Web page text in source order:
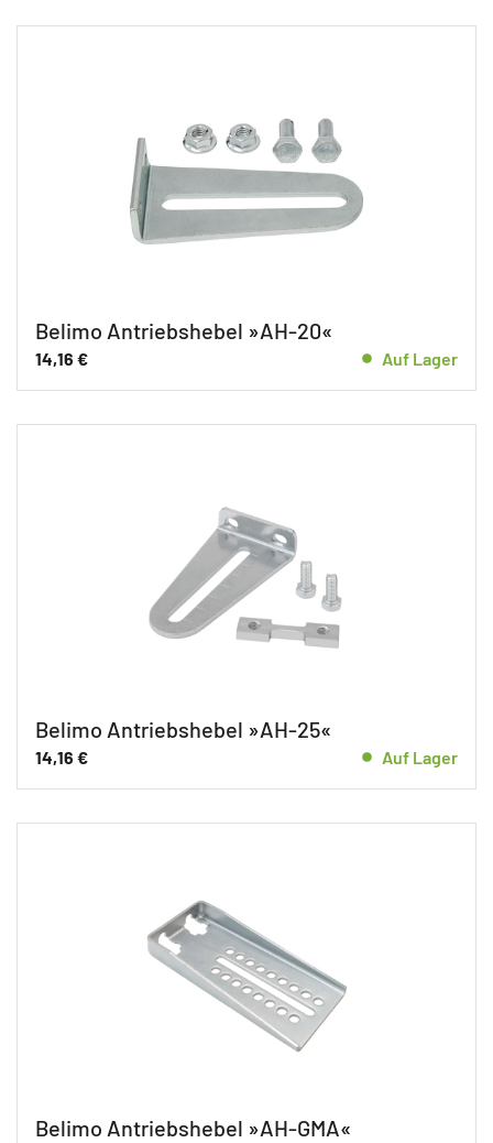
Belimo Antriebshebel »AH-20«
14,16 € Auf Lager
Belimo Antriebshebel »AH-25«
14,16 € Auf Lager
Belimo Antriebshebel »AH-GMA«